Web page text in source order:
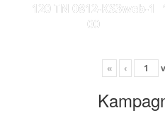
120 TN 0812-KS3web-1
00
« ‹